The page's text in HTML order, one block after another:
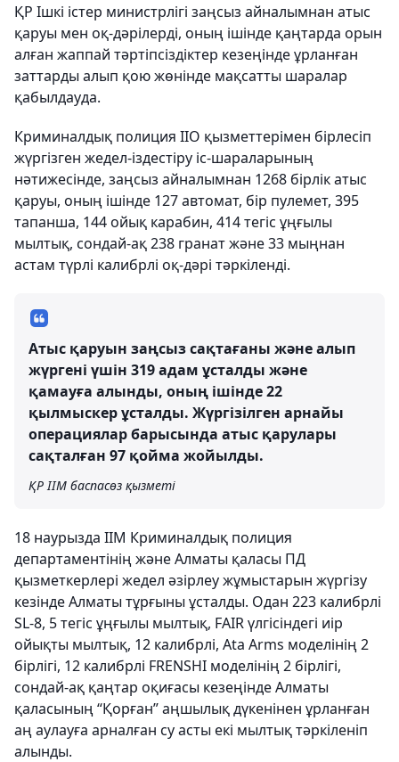
ҚР Ішкі істер министрлігі заңсыз айналымнан атыс
қаруы мен оқ-дәрілерді, оның ішінде қаңтарда орын
алған жаппай тәртіпсіздіктер кезеңінде ұрланған
заттарды алып қою жөнінде мақсатты шаралар
қабылдауда.
Криминалдық полиция ІІО қызметтерімен бірлесіп
жүргізген жедел-іздестіру іс-шараларының
нәтижесінде, заңсыз айналымнан 1268 бірлік атыс
қаруы, оның ішінде 127 автомат, бір пулемет, 395
тапанша, 144 ойық карабин, 414 тегіс ұңғылы
мылтық, сондай-ақ 238 гранат және 33 мыңнан
астам түрлі калибрлі оқ-дәрі тәркіленді.
Атыс қаруын заңсыз сақтағаны және алып
жүргені үшін 319 адам ұсталды және
қамауға алынды, оның ішінде 22
қылмыскер ұсталды. Жүргізілген арнайы
операциялар барысында атыс қарулары
сақталған 97 қойма жойылды.
ҚР ІІМ баспасөз қызметі
18 наурызда ІІМ Криминалдық полиция
департаментінің және Алматы қаласы ПД
қызметкерлері жедел әзірлеу жұмыстарын жүргізу
кезінде Алматы тұрғыны ұсталды. Одан 223 калибрлі
SL-8, 5 тегіс ұңғылы мылтық, FAIR үлгісіндегі иір
ойықты мылтық, 12 калибрлі, Ata Arms моделінің 2
бірлігі, 12 калибрлі FRENSHI моделінің 2 бірлігі,
сондай-ақ қаңтар оқиғасы кезеңінде Алматы
қаласының “Қорған” аңшылық дүкенінен ұрланған
аң аулауға арналған су асты екі мылтық тәркіленіп
алынды.